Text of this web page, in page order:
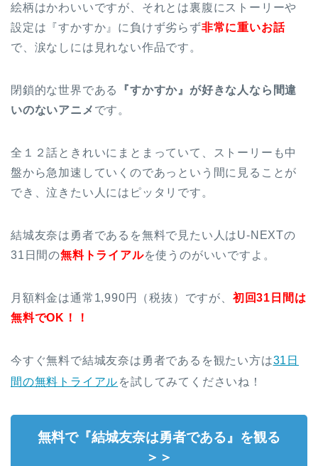
絵柄はかわいいですが、それとは裏腹にストーリーや
設定は『すかすか』に負けず劣らず非常に重いお話
で、涙なしには見れない作品です。
閉鎖的な世界である
『すかすか』が好きな人なら間違
いのないアニメ です。
全１２話ときれいにまとまっていて、ストーリーも中
盤から急加速していくのであっという間に見ることが
でき、泣きたい人にはピッタリです。
結城友奈は勇者であるを無料で見たい人はU-NEXTの
31日間の無料トライアルを使うのがいいですよ。
月額料金は通常1,990円（税抜）ですが、 初回31日間は
無料でOK！！
今すぐ無料で結城友奈は勇者であるを観たい方は31日
間の無料トライアル を試してみてくださいね！
無料で『結城友奈は勇者である』を観る
＞＞